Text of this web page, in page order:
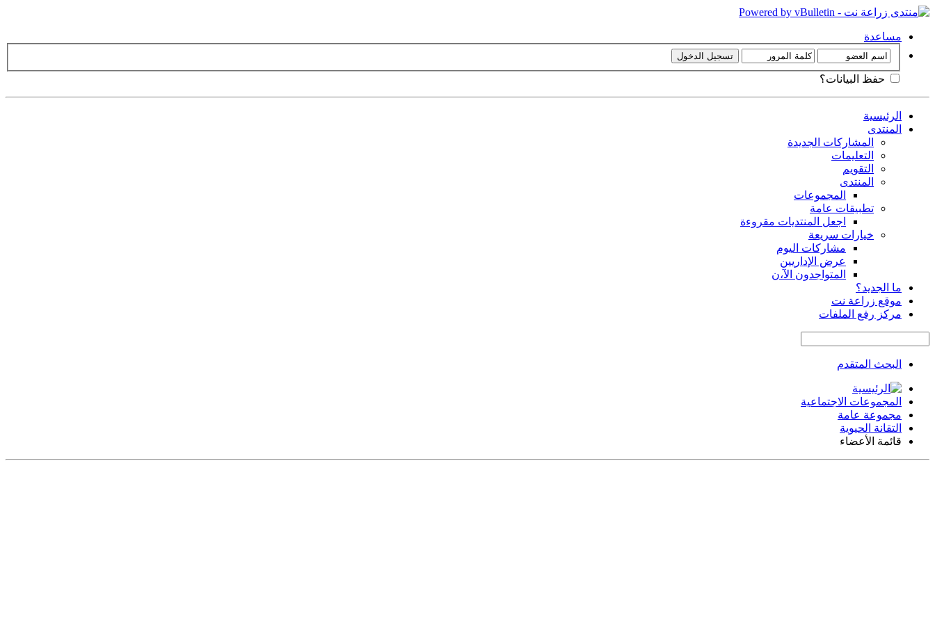
مساعدة
حفظ البيانات؟
الرئيسية
المنتدى
المشاركات الجديدة
التعليمات
التقويم
المنتدى
المجموعات
تطبيقات عامة
اجعل المنتديات مقروءة
خيارات سريعة
مشاركات اليوم
عرض الإداريين
المتواجدون الآ،ن
ما الجديد؟
موقع زراعة نت
مركز رفع الملفات
البحث المتقدم
المجموعات الاجتماعية
مجموعة عامة
التقانة الحيوية
قائمة الأعضاء